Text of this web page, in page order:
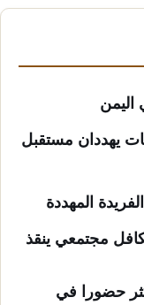
اليمن
يهددان مستقبل
المهددة
مجتمعي ينقذ
حضورا في